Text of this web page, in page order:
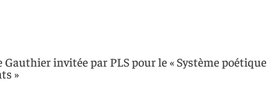
Gauthier invitée par PLS pour le « Système poétique
»